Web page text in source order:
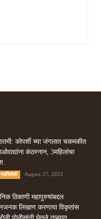
कोपर्शी च्या जंगलात चकमकीत
कंठस्नान, 3महिलांचा
August 27, 2025
ठिकाणी महापुरुषांबद्दल
लिखाण करणा­या विकृतांस